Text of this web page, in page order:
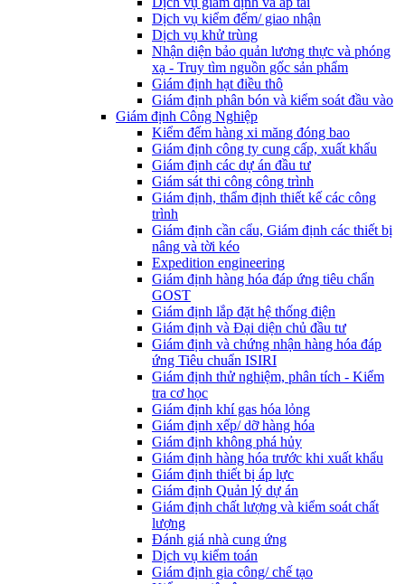
Dịch vụ kiểm đếm/ giao nhận
Dịch vụ khử trùng
Nhận diện bảo quản lương thực và phóng
xạ - Truy tìm nguồn gốc sản phẩm
Giám định hạt điều thô
Giám định phân bón và kiểm soát đầu vào
Giám định Công Nghiệp
Kiểm đếm hàng xi măng đóng bao
Giám định công ty cung cấp, xuất khẩu
Giám định các dự án đầu tư
Giám sát thi công công trình
Giám định, thẩm định thiết kế các công
trình
Giám định cần cẩu, Giám định các thiết bị
nâng và tời kéo
Expedition engineering
Giám định hàng hóa đáp ứng tiêu chẩn
GOST
Giám định lắp đặt hệ thống điện
Giám định và Đại diện chủ đầu tư
Giám định và chứng nhận hàng hóa đáp
ứng Tiêu chuẩn ISIRI
Giám định thử nghiệm, phân tích - Kiểm
tra cơ học
Giám định khí gas hóa lỏng
Giám định xếp/ dỡ hàng hóa
Giám định không phá hủy
Giám định hàng hóa trước khi xuất khẩu
Giám định thiết bị áp lực
Giám định Quản lý dự án
Giám định chất lượng và kiểm soát chất
lượng
Đánh giá nhà cung ứng
Dịch vụ kiểm toán
Giám định gia công/ chế tạo